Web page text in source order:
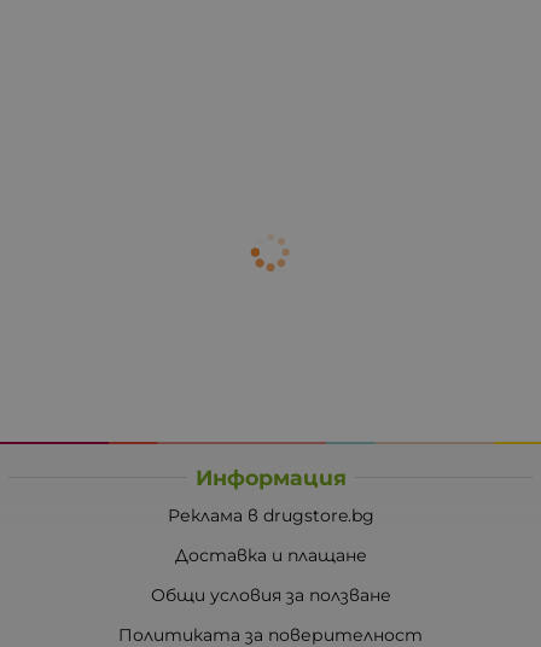
Информация
Реклама в drugstore.bg
Доставка и плащане
Общи условия за ползване
Политиката за поверителност